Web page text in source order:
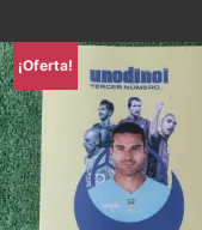
¡Oferta!